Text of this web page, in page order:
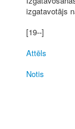
izgatavotājs
[19--]
Attēls
Notis